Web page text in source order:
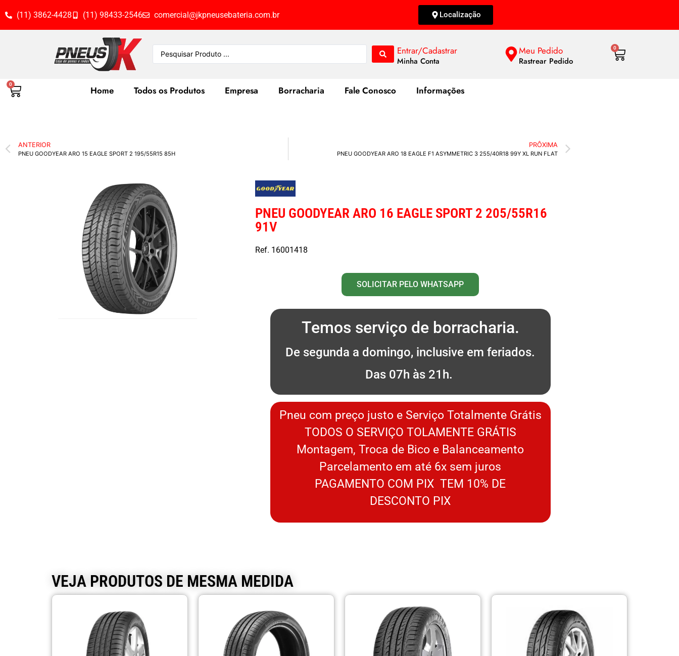
(11) 3862-4428 (11) 98433-2546 comercial@jkpneusebateria.com.br Localização
Entrar/Cadastrar
Minha Conta
Meu Pedido
Rastrear Pedido
0
0
Home Todos os Produtos Empresa Borracharia Fale Conosco Informações
ANTERIOR
PNEU GOODYEAR ARO 15 EAGLE SPORT 2 195/55R15 85H
PRÔXIMA
PNEU GOODYEAR ARO 18 EAGLE F1 ASYMMETRIC 3 255/40R18 99Y XL RUN FLAT
PNEU GOODYEAR ARO 16 EAGLE SPORT 2 205/55R16
91V
Ref. 16001418
SOLICITAR PELO WHATSAPP
Temos serviço de borracharia.
De segunda a domingo, inclusive em feriados.
Das 07h às 21h.
Pneu com preço justo e Serviço Totalmente Grátis
TODOS O SERVIÇO TOLAMENTE GRÁTIS
Montagem, Troca de Bico e Balanceamento
Parcelamento em até 6x sem juros
PAGAMENTO COM PIX TEM 10% DE
DESCONTO PIX
VEJA PRODUTOS DE MESMA MEDIDA